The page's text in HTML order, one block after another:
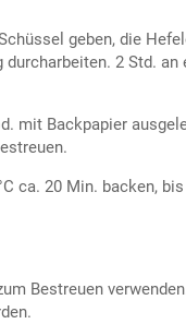
geben, die
2 Std. an
mit Backpapier
ca. 20 Min. backen,
Bestreuen